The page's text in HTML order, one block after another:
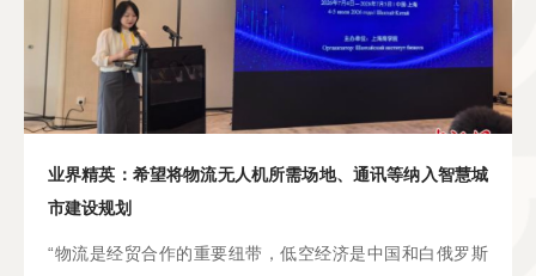
业界精英：希望将物流无人机所需场地、通讯等纳入智慧城
市建设规划
“物流是经贸合作的重要纽带，低空经济是中国和白俄罗斯